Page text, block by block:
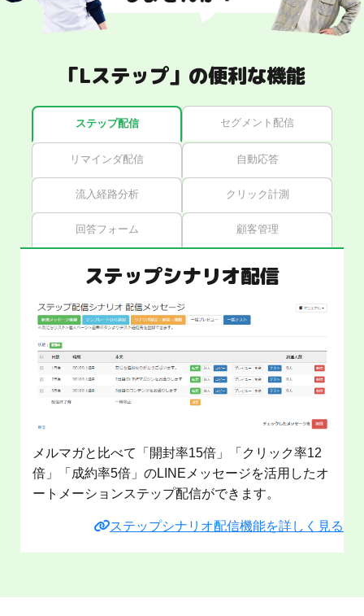
「Lステップ」の便利な機能
ステップ配信 セグメント配信
リマインダ配信 自動応答
流入経路分析 クリック計測
回答フォーム 顧客管理
ステップシナリオ配信
メルマガと比べて「開封率15倍」「クリック率12
倍」「成約率5倍」のLINEメッセージを活用したオ
ートメーションステップ配信ができます。
ステップシナリオ配信機能を詳しく見る